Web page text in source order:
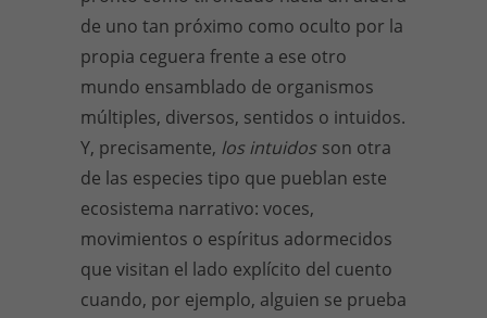
de uno tan próximo como oculto por la
propia ceguera frente a ese otro
mundo ensamblado de organismos
múltiples, diversos, sentidos o intuidos.
Y, precisamente, los intuidos son otra
de las especies tipo que pueblan este
ecosistema narrativo: voces,
movimientos o espíritus adormecidos
que visitan el lado explícito del cuento
cuando, por ejemplo, alguien se prueba